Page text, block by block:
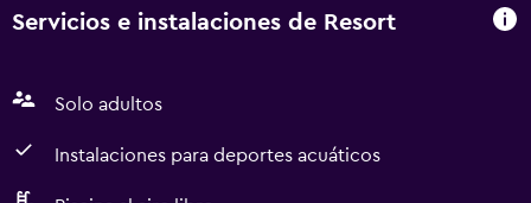
Servicios e instalaciones de Resort
Solo adultos
Instalaciones para deportes acuáticos